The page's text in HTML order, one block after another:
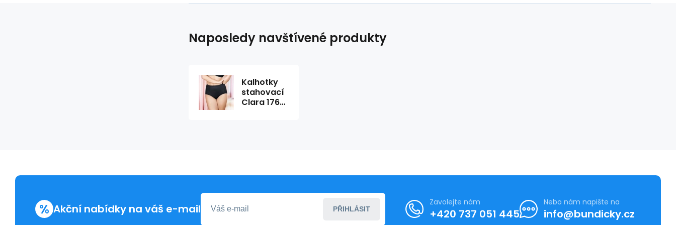
Naposledy navštívené produkty
Kalhotky
stahovací
Clara 1760
% Akční nabídky na váš e-mail PŘIHLÁSIT
Zavolejte nám
+420 737 051 445
Nebo nám napište na
info@bundicky.cz